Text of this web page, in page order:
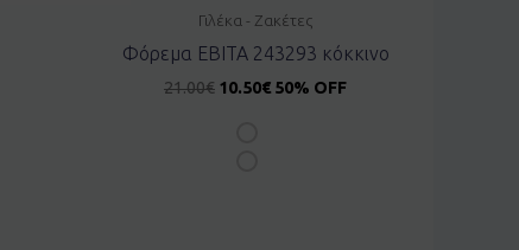
Γιλέκα - Ζακέτες
Φόρεμα EBITA 243293 κόκκινο
21.00€ 10.50€ 50% OFF